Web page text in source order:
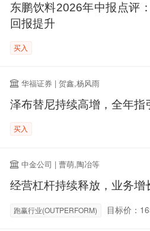
东鹏饮料2026年中报点评
回报提升
买入
华福证券 | 贺鑫,杨风雨
泽布替尼持续高增，全年指
买入
中金公司 | 曹萌,陶冶等
经营杠杆持续释放，业务增
跑赢行业(OUTPERFORM) 目标价：